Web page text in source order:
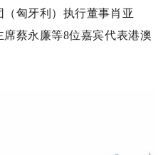
匈牙利）执行董事肖亚
席蔡永廉等8位嘉宾代表港澳